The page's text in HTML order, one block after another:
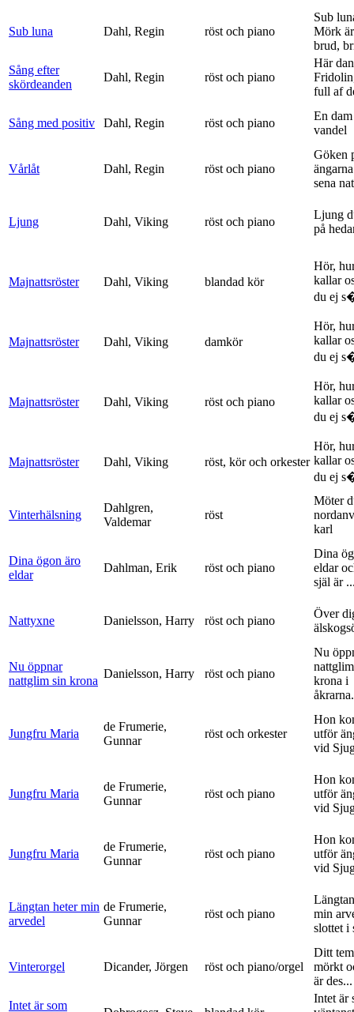
Sub luna Dahl, Regin röst och piano
Sub
Mörk
brud,
Sång efter
skördeanden
Dahl, Regin röst och piano
Här
full af
Sång med positiv Dahl, Regin röst och piano
En
vandel
Vårlåt Dahl, Regin röst och piano
Göken
sena
Ljung Dahl, Viking röst och piano
Ljung
på
Majnattsröster Dahl, Viking blandad kör
Hör,
kallar
du ej
Majnattsröster Dahl, Viking damkör
Hör,
kallar
du ej
Majnattsröster Dahl, Viking röst och piano
Hör,
kallar
du ej
Majnattsröster Dahl, Viking röst, kör och orkester
Hör,
kallar
du ej
Vinterhälsning
Dahlgren,
Valdemar
röst
Möter
karl
Dina ögon äro
eldar
Dahlman, Erik röst och piano
Dina
eldar
själ är
Nattyxne Danielsson, Harry röst och piano
Över
Nu öppnar
nattglim sin krona
Danielsson, Harry röst och piano
Nu
krona i
Jungfru Maria
de Frumerie,
Gunnar
röst och orkester
Hon
utför
vid
Jungfru Maria
de Frumerie,
Gunnar
röst och piano
Hon
utför
vid
Jungfru Maria
de Frumerie,
Gunnar
röst och piano
Hon
utför
vid
Längtan heter min
arvedel
de Frumerie,
Gunnar
röst och piano
min
slottet i
Vinterorgel Dicander, Jörgen röst och piano/orgel
Ditt
mörkt
är des...
Intet är som
Intet är